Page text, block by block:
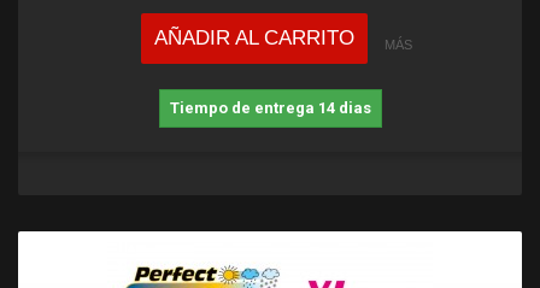
AÑADIR AL CARRITO MÁS
Tiempo de entrega 14 dias